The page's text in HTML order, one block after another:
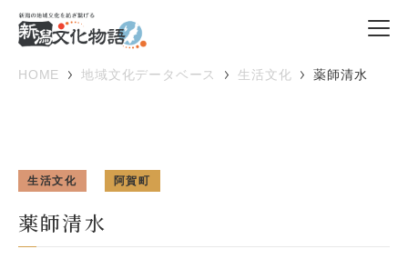
HOME 地域文化データベース 生活文化 薬師清水
生活文化 阿賀町
薬師清水